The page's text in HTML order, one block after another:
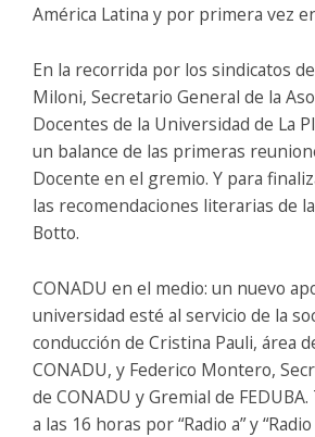
América Latina y por primera vez
En la recorrida por los sindicatos
Miloni, Secretario General de la
Docentes de la Universidad de La
un balance de las primeras
Docente en el gremio. Y para
las recomendaciones literarias de
Botto.
CONADU en el medio: un nuevo
universidad esté al servicio de la
conducción de Cristina Pauli, área
CONADU, y Federico Montero,
de CONADU y Gremial de
a las 16 horas por “Radio a” y